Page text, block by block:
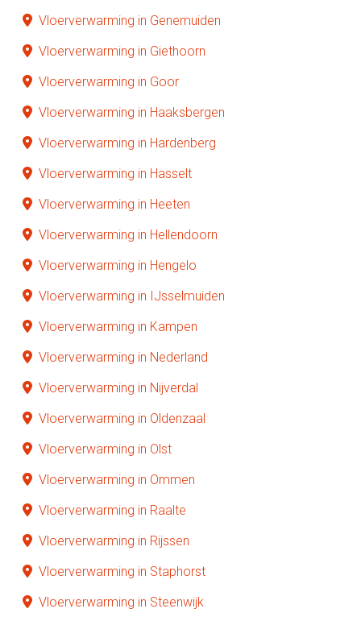
Vloerverwarming in Genemuiden
Vloerverwarming in Giethoorn
Vloerverwarming in Goor
Vloerverwarming in Haaksbergen
Vloerverwarming in Hardenberg
Vloerverwarming in Hasselt
Vloerverwarming in Heeten
Vloerverwarming in Hellendoorn
Vloerverwarming in Hengelo
Vloerverwarming in IJsselmuiden
Vloerverwarming in Kampen
Vloerverwarming in Nederland
Vloerverwarming in Nijverdal
Vloerverwarming in Oldenzaal
Vloerverwarming in Olst
Vloerverwarming in Ommen
Vloerverwarming in Raalte
Vloerverwarming in Rijssen
Vloerverwarming in Staphorst
Vloerverwarming in Steenwijk